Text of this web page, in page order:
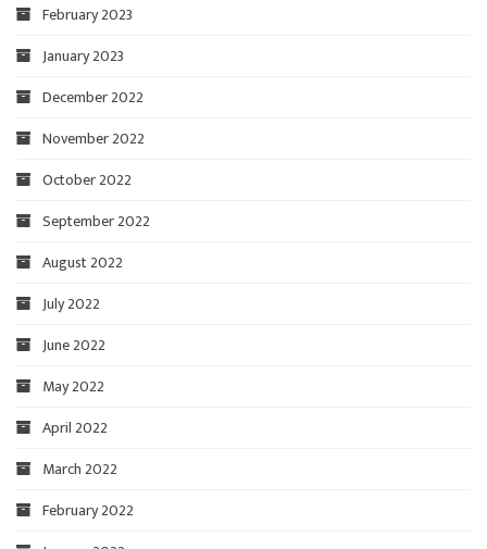
February 2023
January 2023
December 2022
November 2022
October 2022
September 2022
August 2022
July 2022
June 2022
May 2022
April 2022
March 2022
February 2022